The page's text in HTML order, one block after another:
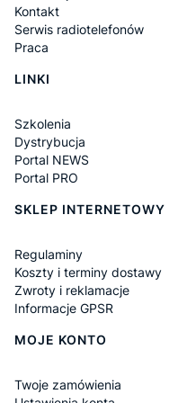
Kontakt
Serwis radiotelefonów
Praca
LINKI
Szkolenia
Dystrybucja
Portal NEWS
Portal PRO
SKLEP INTERNETOWY
Regulaminy
Koszty i terminy dostawy
Zwroty i reklamacje
Informacje GPSR
MOJE KONTO
Twoje zamówienia